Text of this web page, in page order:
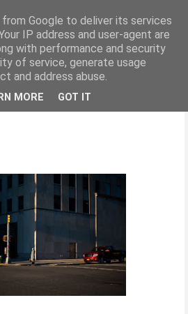
Google to deliver its services
IP address and user-agent are
with performance and security
of service, generate usage
and address abuse.
MORE GOT IT